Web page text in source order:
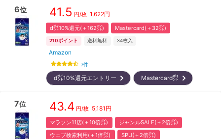
6位 41.5 円/枚 1,622円
d㌽10%還元(＋162㌽) Mastercard(＋32㌽)
210ポイント 送料無料 34枚入
Amazon
7件
d㌽10%還元エントリー Mastercard㌽
7位 43.4 円/枚 5,181 円
マラソン11店(＋10倍㌽)
ジャンルSALE(＋2倍㌽)
ウェブ検索利用(＋1倍㌽)
SPU(＋2倍㌽)